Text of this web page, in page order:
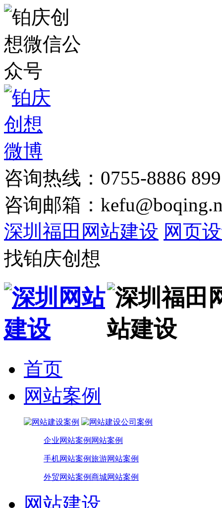
咨询热线：0755-8886
咨询邮箱：
深圳福田网站建设 网页
找铂庆创想
首页
网站案例
企业网站案例 网站案例
手机网站案例旅游网站案例
外贸网站案例商城网站案例
网站建设